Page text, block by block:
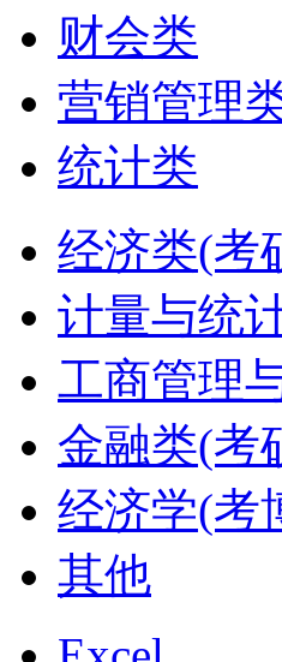
财会类
营销管理
统计类
经济类(考
计量与统
工商管理
金融类(考
经济学(考
其他